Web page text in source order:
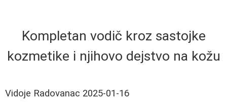
Kompletan vodič kroz sastojke
kozmetike i njihovo dejstvo na kožu
Vidoje Radovanac 2025-01-16